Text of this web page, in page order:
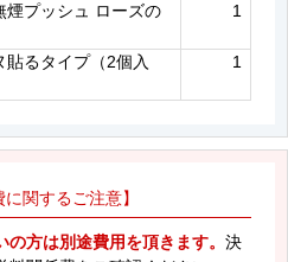
煙プッシュ ローズの
1
貼るタイプ（2個入
1
に関するご注意】
の方は別途費用を頂きます。 決